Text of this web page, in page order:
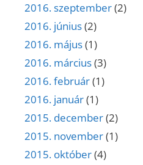
2016. szeptember(2)
2016. június(2)
2016. május(1)
2016. március(3)
2016. február(1)
2016. január(1)
2015. december(2)
2015. november(1)
2015. október(4)